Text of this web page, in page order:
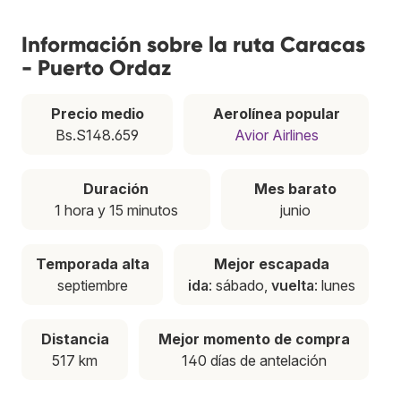
Información sobre la ruta Caracas
- Puerto Ordaz
Precio medio
Bs.S148.659
Aerolínea popular
Avior Airlines
Duración
1 hora y 15 minutos
Mes barato
junio
Temporada alta
septiembre
Mejor escapada
ida: sábado, vuelta: lunes
Distancia
517 km
Mejor momento de compra
140 días de antelación